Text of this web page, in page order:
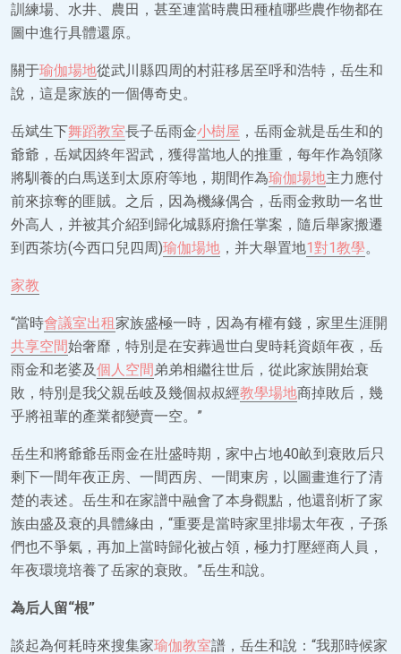
訓練場、水井、農田，甚至連當時農田種植哪些農作物都在
圖中進行具體還原。
關于瑜伽場地從武川縣四周的村莊移居至呼和浩特，岳生和
說，這是家族的一個傳奇史。
岳斌生下舞蹈教室長子岳雨金小樹屋 ，岳雨金就是岳生和的
爺爺，岳斌因終年習武，獲得當地人的推重，每年作為領隊
將馴養的白馬送到太原府等地，期間作為瑜伽場地主力應付
前來掠奪的匪賊。之后，因為機緣偶合，岳雨金救助一名世
外高人，并被其介紹到歸化城縣府擔任掌案，隨后舉家搬遷
到西茶坊(今西口兒四周)瑜伽場地 ，并大舉置地1對1教學。
家教
“當時會議室出租家族盛極一時，因為有權有錢，家里生涯開
共享空間始奢靡，特別是在安葬過世白叟時耗資頗年夜，岳
雨金和老婆及個人空間弟弟相繼往世后，從此家族開始衰
敗，特別是我父親岳岐及幾個叔叔經教學場地商掉敗后，幾
乎將祖輩的產業都變賣一空。”
岳生和將爺爺岳雨金在壯盛時期，家中占地40畝到衰敗后只
剩下一間年夜正房、一間西房、一間東房，以圖畫進行了清
楚的表述。岳生和在家譜中融會了本身觀點，他還剖析了家
族由盛及衰的具體緣由，“重要是當時家里排場太年夜，子孫
們也不爭氣，再加上當時歸化被占領，極力打壓經商人員，
年夜環境培養了岳家的衰敗。”岳生和說。
為后人留“根”
談起為何耗時來搜集家瑜伽教室譜，岳生和說：“我那時候家